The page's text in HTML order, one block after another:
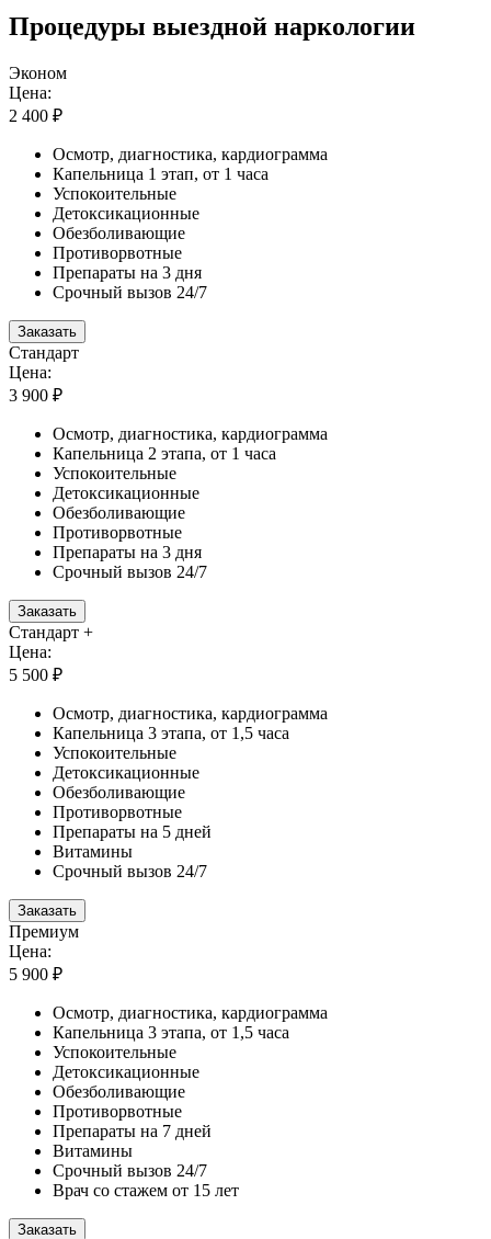
Процедуры выездной наркологии
Эконом
Цена:
2 400 ₽
Осмотр, диагностика, кардиограмма
Капельница 1 этап, от 1 часа
Успокоительные
Детоксикационные
Обезболивающие
Противорвотные
Препараты на 3 дня
Срочный вызов 24/7
Заказать
Стандарт
Цена:
3 900 ₽
Осмотр, диагностика, кардиограмма
Капельница 2 этапа, от 1 часа
Успокоительные
Детоксикационные
Обезболивающие
Противорвотные
Препараты на 3 дня
Срочный вызов 24/7
Заказать
Стандарт +
Цена:
5 500 ₽
Осмотр, диагностика, кардиограмма
Капельница 3 этапа, от 1,5 часа
Успокоительные
Детоксикационные
Обезболивающие
Противорвотные
Препараты на 5 дней
Витамины
Срочный вызов 24/7
Заказать
Премиум
Цена:
5 900 ₽
Осмотр, диагностика, кардиограмма
Капельница 3 этапа, от 1,5 часа
Успокоительные
Детоксикационные
Обезболивающие
Противорвотные
Препараты на 7 дней
Витамины
Срочный вызов 24/7
Врач со стажем от 15 лет
Заказать